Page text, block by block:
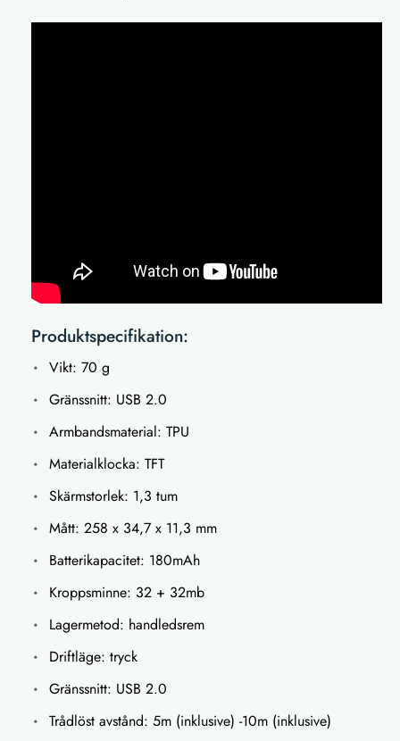
Produktspecifikation:
Vikt: 70 g
Gränssnitt: USB 2.0
Armbandsmaterial: TPU
Materialklocka: TFT
Skärmstorlek: 1,3 tum
Mått: 258 x 34,7 x 11,3 mm
Batterikapacitet: 180mAh
Kroppsminne: 32 + 32mb
Lagermetod: handledsrem
Driftläge: tryck
Gränssnitt: USB 2.0
Trådlöst avstånd: 5m (inklusive) -10m (inklusive)